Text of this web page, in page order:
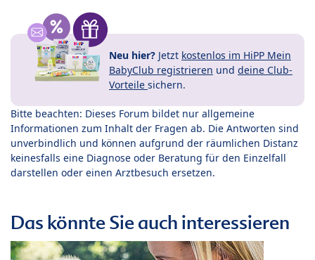
Neu hier? Jetzt kostenlos im HiPP Mein
BabyClub registrieren und deine Club-
Vorteile sichern.
Bitte beachten: Dieses Forum bildet nur allgemeine
Informationen zum Inhalt der Fragen ab. Die Antworten sind
unverbindlich und können aufgrund der räumlichen Distanz
keinesfalls eine Diagnose oder Beratung für den Einzelfall
darstellen oder einen Arztbesuch ersetzen.
Das könnte Sie auch interessieren